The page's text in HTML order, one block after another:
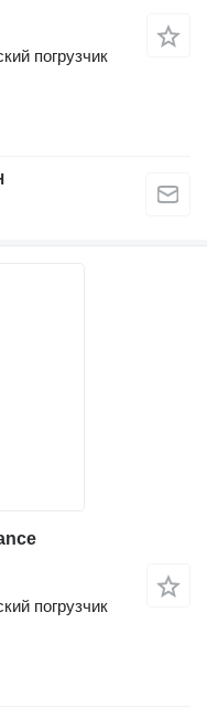
погрузчик
погрузчик